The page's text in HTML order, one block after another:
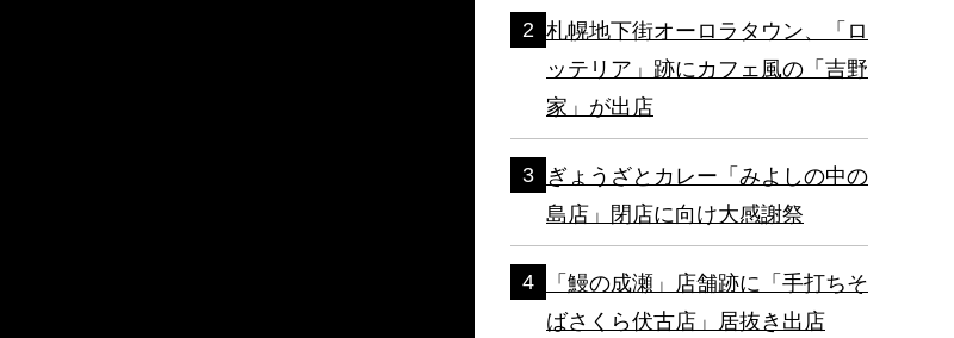
札幌地下街オーロラタウン、「ロ
ッテリア」跡にカフェ風の「吉野
家」が出店
ぎょうざとカレー「みよしの中の
島店」閉店に向け大感謝祭
「鰻の成瀬」店舗跡に「手打ちそ
ばさくら伏古店」居抜き出店